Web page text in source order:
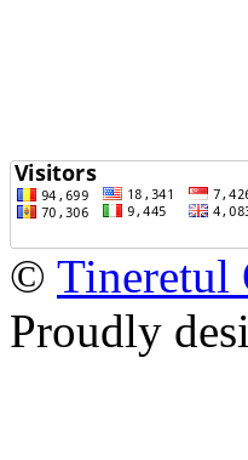
© Tineretul
Proudly